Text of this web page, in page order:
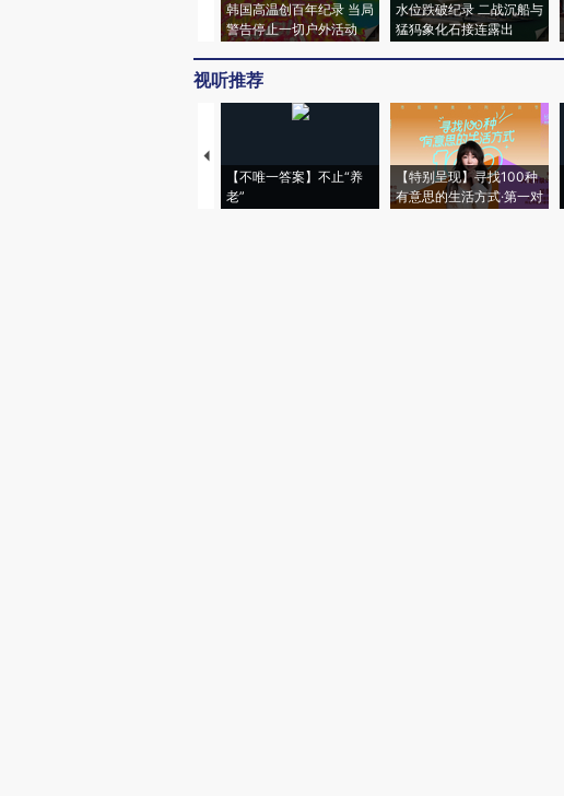
韩国高温创百年纪录 当局
警告停止一切户外活动
水位跌破纪录 二战沉船与
猛犸象化石接连露出
视听推荐
【不唯一答案】不止“养
老”
【特别呈现】寻找100种
有意思的生活方式·第一对